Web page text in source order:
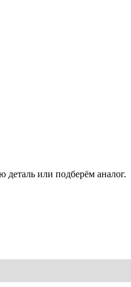
или подберём аналог.